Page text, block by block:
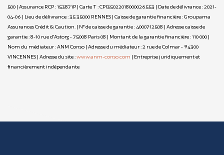
500 | Assurance RCP : 153871P | Carte T : CPI35022018000026553 | Date de délivrance : 2021-
04-06 | Lieu de délivrance : 35 35000 RENNES | Caisse de garantie financière : Groupama
Assurances Crédit & Caution. | N° de caisse de garantie : 4000712508 | Adresse caisse de
garantie : 8-10 rue d'Astorg - 75008 Paris 08 | Montant de la garantie financière : 110 000 |
Nom du médiateur : ANM Conso | Adresse du médiateur : 2 rue de Colmar - 94300
VINCENNES | Adresse du site :www.anm-conso.com | Entreprise juridiquement et
financièrement indépendante